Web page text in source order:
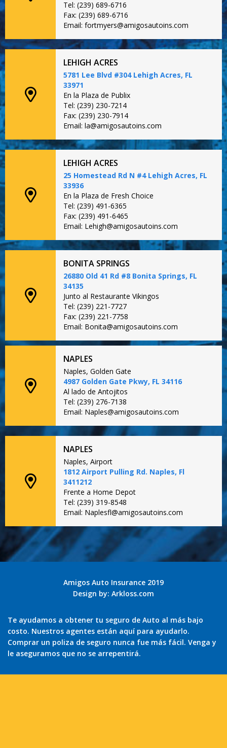
Tel: (239) 689-6716
Fax: (239) 689-6716
Email: fortmyers@amigosautoins.com
LEHIGH ACRES
5781 Lee Blvd #304 Lehigh Acres, FL
33971
En la Plaza de Publix
Tel: (239) 230-7214
Fax: (239) 230-7914
Email: la@amigosautoins.com
LEHIGH ACRES
25 Homestead Rd N #4 Lehigh Acres, FL
33936
En la Plaza de Fresh Choice
Tel: (239) 491-6365
Fax: (239) 491-6465
Email: Lehigh@amigosautoins.com
BONITA SPRINGS
26880 Old 41 Rd #8 Bonita Springs, FL
34135
Junto al Restaurante Vikingos
Tel: (239) 221-7727
Fax: (239) 221-7758
Email: Bonita@amigosautoins.com
NAPLES
Naples, Golden Gate
4987 Golden Gate Pkwy, FL 34116
Al lado de Antojitos
Tel: (239) 276-7138
Email: Naples@amigosautoins.com
NAPLES
Naples, Airport
1812 Airport Pulling Rd. Naples, Fl
3411212
Frente a Home Depot
Tel: (239) 319-8548
Email: Naplesfl@amigosautoins.com
Amigos Auto Insurance 2019
Design by: Arkloss.com
Te ayudamos a obtener tu seguro de Auto al más bajo
costo. Nuestros agentes están aquí para ayudarlo.
Comprar un poliza de seguro nunca fue más fácil. Venga y
le aseguramos que no se arrepentirá.